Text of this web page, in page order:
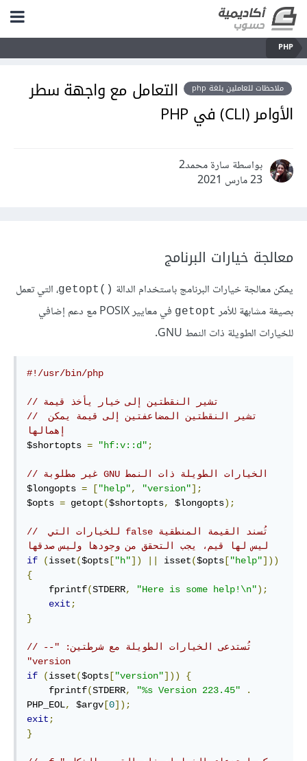
PHP
ملاحظات للعاملين بلغة php
التعامل مع واجهة سطر
الأوامر (CLI) في PHP
بواسطة سارة محمد2
23 مارس 2021
معالجة خيارات البرنامج
يمكن معالجة خيارات البرنامج باستخدام الدالة getopt()‎، التي تعمل
بصيغة مشابهة للأمر getopt
في معايير POSIX مع دعم إضافي
للخيارات الطويلة ذات النمط GNU.
#!/usr/bin/php
// تشير النقطتين إلى خيار يأخذ قيمة
// تشير النقطتين المضاعفتين إلى قيمة يمكن
إهمالها
$shortopts = "hf:v::d" ;
// ‫الخيارات الطويلة ذات النمط GNU غير مطلوبة
$longopts = ["help", "version"];
$opts = getopt($shortopts, $longopts);
// ‫تُسند القيمة المنطقية false للخيارات التي
ليس لها قيم، يجب التحقق من وجودها وليس صدقها
if
(isset($opts ["h"]) isset($opts ["help"]))
{
    fprintf
(STDERR, "Here is some help!\n");
exit ;
}
// ‫تُستدعى الخيارات الطويلة مع شرطتين: "‎--
version"
if
(isset($opts ["version"]))
{
    fprintf
(STDERR, "%s Version 223.45"
.
PHP_EOL, $argv [0]);
exit ;
}